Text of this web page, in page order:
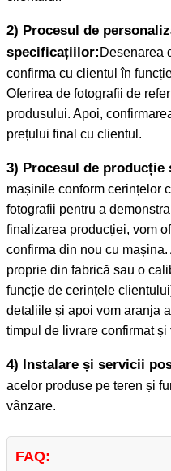
2) Procesul de
specificațiilor: Desenarea
confirma cu clientul în
Oferirea de fotografii de
produsului. Apoi,
prețului final cu clientul.
3) Procesul de producție
mașinile conform cerințelor
fotografii pentru a
finalizarea producției, vom
confirma din nou cu
proprie din fabrică sau o
funcție de cerințele
detaliile și apoi vom aranja
timpul de livrare confirmat
4) Instalare și servicii
acelor produse pe teren și
vânzare.
FAQ: